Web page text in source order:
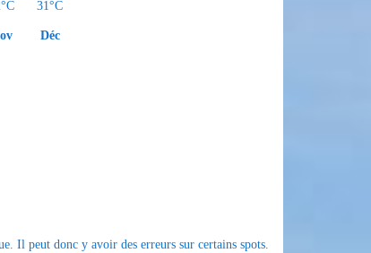
31°C
Déc
Il peut donc y avoir des erreurs sur certains spots.